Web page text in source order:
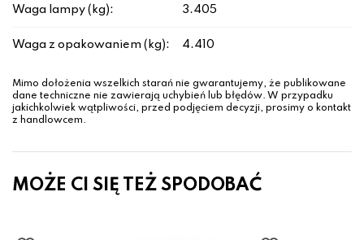
Waga lampy (kg): 3.405
Waga z opakowaniem (kg): 4.410
Mimo dołożenia wszelkich starań nie gwarantujemy, że publikowane
dane techniczne nie zawierają uchybień lub błędów. W przypadku
jakichkolwiek wątpliwości, przed podjęciem decyzji, prosimy o kontakt
z handlowcem.
MOŻE CI SIĘ TEŻ SPODOBAĆ